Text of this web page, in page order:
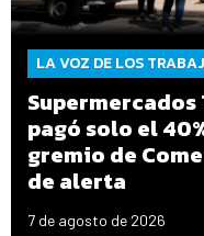
LA VOZ DE LOS
pagó solo el
gremio de
de alerta
7 de agosto de 2026